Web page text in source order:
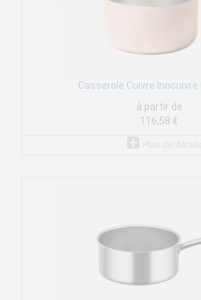
Casserole Cuivre Inocuivre
à partir de
116,58 €